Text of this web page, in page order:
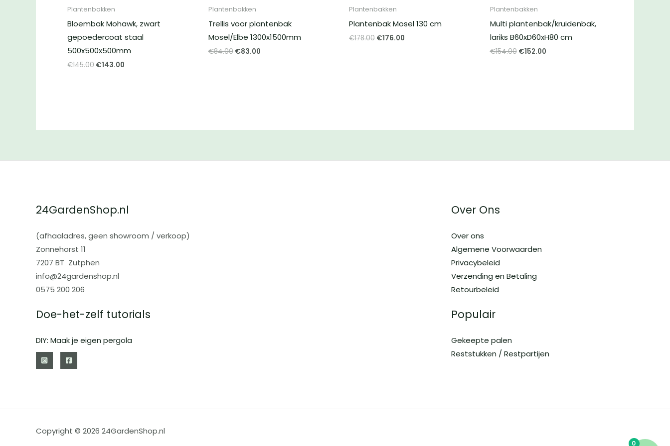
Plantenbakken
Bloembak Mohawk, zwart
gepoedercoat staal
500x500x500mm
€145.00 Oorspronkelijke
€143.00
Plantenbakken
Trellis voor plantenbak
Mosel/Elbe 1300x1500mm
€84.00 Oorspronkelijke
€83.00Huidige
Plantenbakken
Plantenbak Mosel 130 cm
€178.00 Oorspronkelijke
€176.00
Plantenbakken
Multi plantenbak/kruidenbak,
lariks B60xD60xH80 cm
€154.00 Oorspronkelijke
€152.00Huidige
24GardenShop.nl
(afhaaladres, geen showroom / verkoop)
Zonnehorst 11
7207 BT Zutphen
info@24gardenshop.nl
0575 200 206
Doe-het-zelf tutorials
DIY: Maak je eigen pergola
Over Ons
Over ons
Algemene Voorwaarden
Privacybeleid
Verzending en Betaling
Retourbeleid
Populair
Gekeepte palen
Reststukken / Restpartijen
Copyright © 2026 24GardenShop.nl
0